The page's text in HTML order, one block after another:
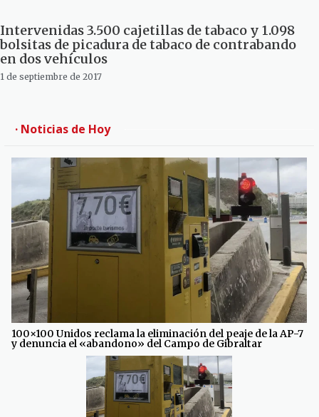
Intervenidas 3.500 cajetillas de tabaco y 1.098
bolsitas de picadura de tabaco de contrabando
en dos vehículos
1 de septiembre de 2017
· Noticias de Hoy
100×100 Unidos reclama la eliminación del peaje de la AP-7
y denuncia el «abandono» del Campo de Gibraltar